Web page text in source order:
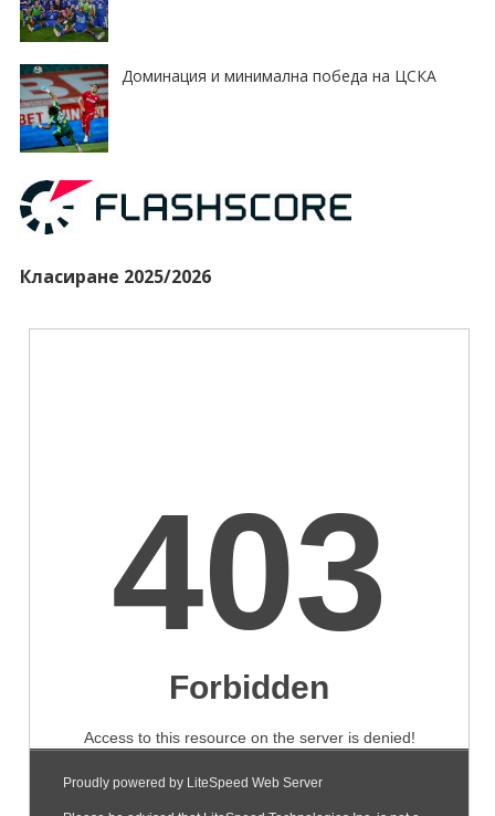
Доминация и минимална победа на ЦСКА
Класиране 2025/2026